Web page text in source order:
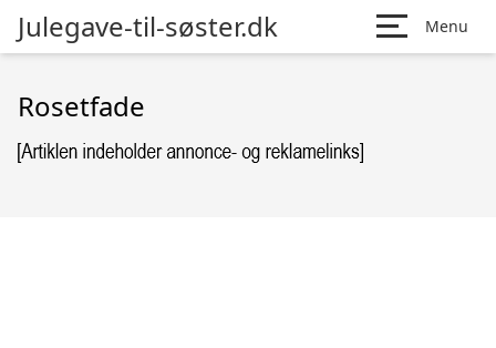
Julegave-til-søster.dk Menu
Rosetfade